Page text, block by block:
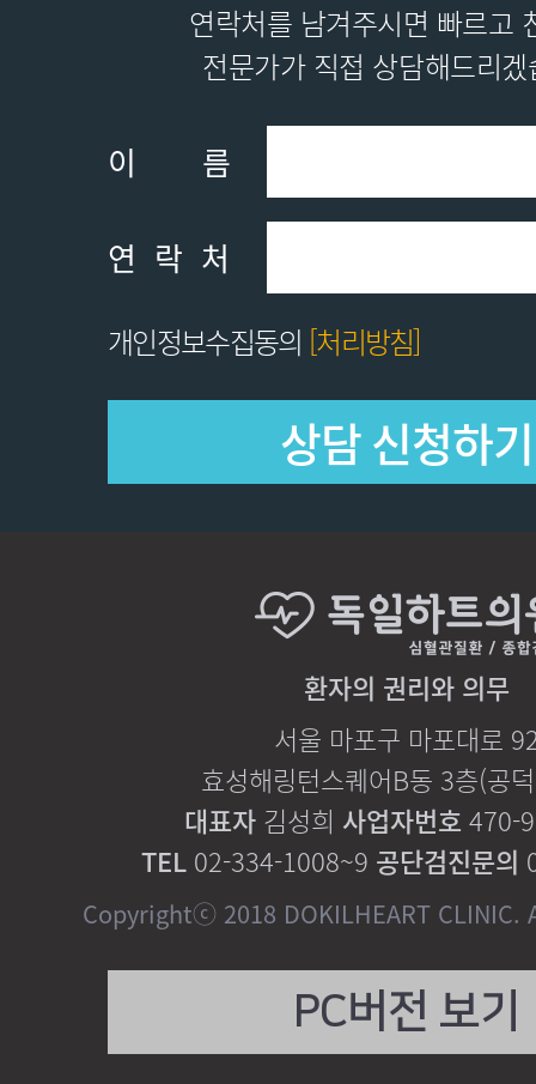
연락처를 남겨주시면 빠르고
전문가가 직접 상담해드리
이름
연락처
개인정보수집동의 [처리방침]
환자의 권리와 의무
서울 마포구 마포대로
효성해링턴스퀘어B동 3층(공
대표자 김성희 사업자번호 470-
TEL 02-334-1008~9 공단검진문의
Copyrightⓒ 2018 DOKILHEART
PC버전 보기